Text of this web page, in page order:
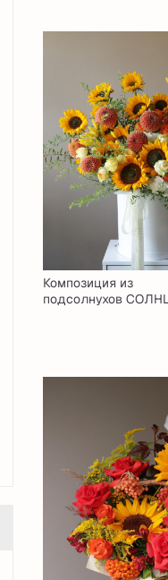
Композиция из
подсолнухов